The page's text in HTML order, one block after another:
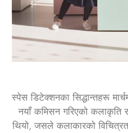
स्पेस डिटेक्शनका सिद्धान्तहरू
नयाँ कमिसन गरिएको कलाकृति
थियो, जसले कलाकारको